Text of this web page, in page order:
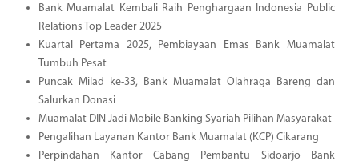
Bank Muamalat Kembali Raih Penghargaan Indonesia Public
Relations Top Leader 2025
Kuartal Pertama 2025, Pembiayaan Emas Bank Muamalat
Tumbuh Pesat
Puncak Milad ke-33, Bank Muamalat Olahraga Bareng dan
Salurkan Donasi
Muamalat DIN Jadi Mobile Banking Syariah Pilihan Masyarakat
Pengalihan Layanan Kantor Bank Muamalat (KCP) Cikarang
Perpindahan Kantor Cabang Pembantu Sidoarjo Bank